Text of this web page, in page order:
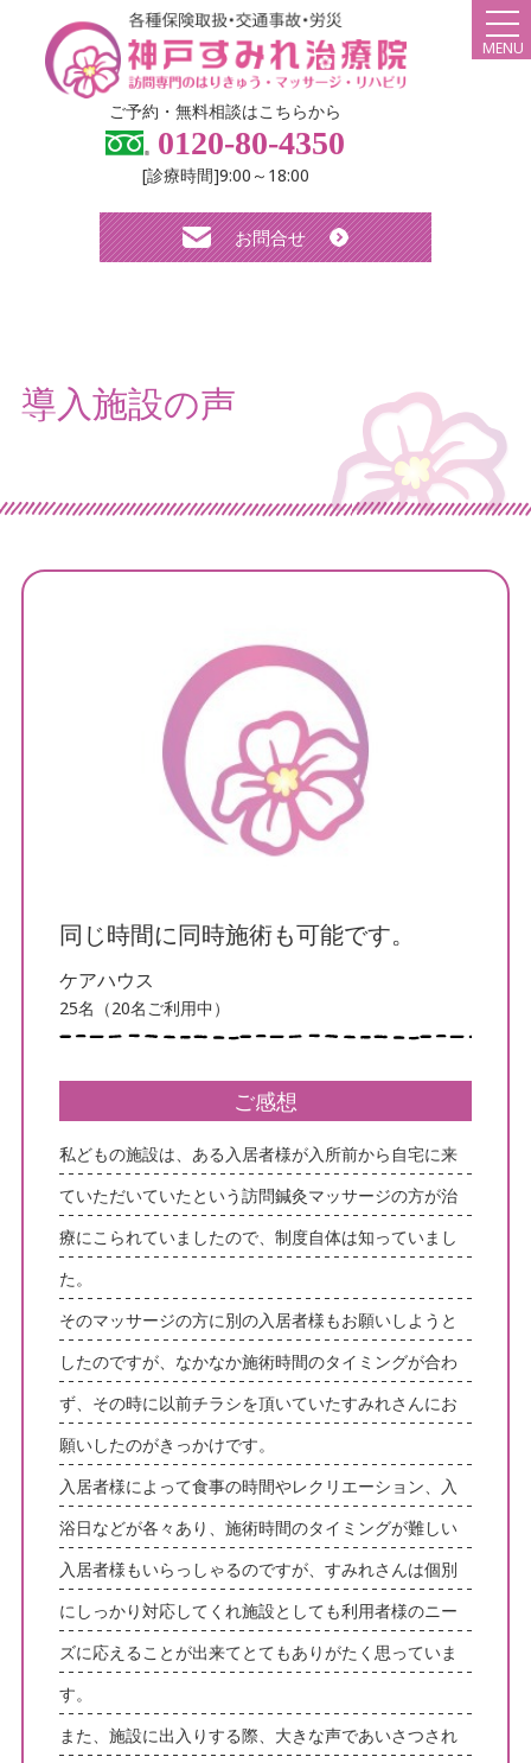
ご予約・無料相談はこちらから
0120-80-4350
[診療時間]9:00～18:00
お問合せ
MENU
弊社について
スタッフ紹介
診療メニュー・料金
求人について
ブログ
患者様の声
マッサージ・リハビリについて
訪問看護について
手足のしびれでお悩み
首・肩こりでお悩み
腰痛でお悩み
足の痛みでお悩み
体に痛みでお悩み
不定愁訴
導入施設の声
同じ時間に同時施術も可能です。
ケアハウス
25名（20名ご利用中）
ご感想
私どもの施設は、ある入居者様が入所前から自宅に来
ていただいていたという訪問鍼灸マッサージの方が治
療にこられていましたので、制度自体は知っていまし
た。
そのマッサージの方に別の入居者様もお願いしようと
したのですが、なかなか施術時間のタイミングが合わ
ず、その時に以前チラシを頂いていたすみれさんにお
願いしたのがきっかけです。
入居者様によって食事の時間やレクリエーション、入
浴日などが各々あり、施術時間のタイミングが難しい
入居者様もいらっしゃるのですが、すみれさんは個別
にしっかり対応してくれ施設としても利用者様のニー
ズに応えることが出来てとてもありがたく思っていま
す。
また、施設に出入りする際、大きな声であいさつされ